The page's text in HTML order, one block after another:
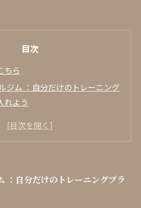
目次
ちら
ジム ：自分だけのトレーニング
れよう
者まで：トレーナーによる親身
けじゃない！栄養指導とメンタ
性
：自分だけのトレーニングプラ